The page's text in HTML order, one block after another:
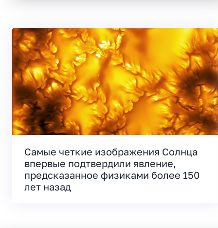
Самые четкие изображения Солнца
впервые подтвердили явление,
предсказанное физиками более 150
лет назад